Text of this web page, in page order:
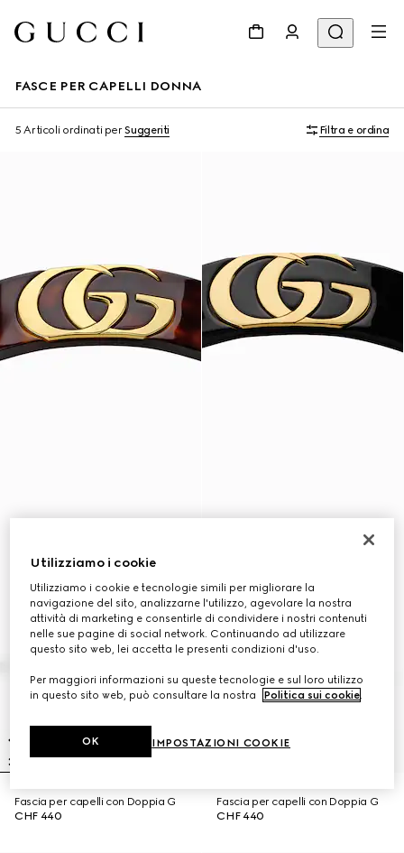
FASCE PER CAPELLI DONNA
5 Articoli ordinati perSuggeriti Filtra e ordina
Fascia per capelli con Doppia G
CHF 440
Fascia per capelli con Doppia G
CHF 440
Utilizziamo i cookie
Utilizziamo i cookie e tecnologie simili per migliorare la
navigazione del sito, analizzarne l'utilizzo, agevolare la nostra
attività di marketing e consentirle di condividere i nostri contenuti
nelle sue pagine di social network. Continuando ad utilizzare
questo sito web, lei accetta le presenti condizioni d'uso.
Per maggiori informazioni su queste tecnologie e sul loro utilizzo
in questo sito web, può consultare la nostra
Politica sui cookie.
IMPOSTAZIONI COOKIE
OK